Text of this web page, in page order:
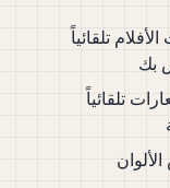
تلقائياً
تلقائياً